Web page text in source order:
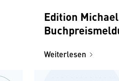
Edition
Weiterlesen